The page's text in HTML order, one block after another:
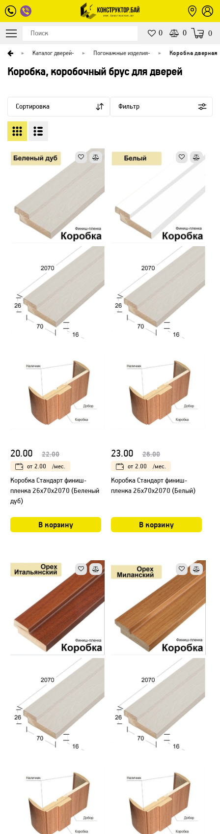
0 0 0
Каталог дверей- Погонажные изделия- Коробка дверная
Коробка, коробочный брус для дверей
Сортировка Фильтр
20.00 22.00
от 2.00 /мес.
Коробка Стандарт финиш-
пленка 26х70х2070 (Беленый
дуб)
В корзину
23.00 26.00
от 2.00 /мес.
Коробка Стандарт финиш-
пленка 26х70х2070 (Белый)
В корзину